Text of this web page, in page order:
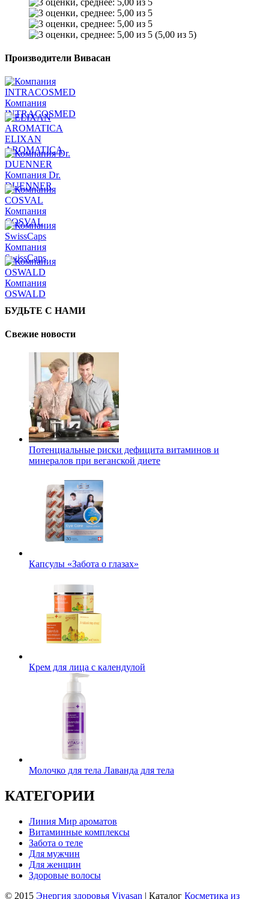
(5,00 из 5)
Производители Вивасан
Компания
INTRACOSMED
ELIXAN
AROMATICA
Компания Dr.
DUENNER
Компания
COSVAL
Компания
SwissCaps
Компания
OSWALD
БУДЬТЕ С НАМИ
Свежие новости
Потенциальные риски дефицита витаминов и
минералов при веганской диете
Капсулы «Забота о глазах»
Крем для лица с календулой
Молочко для тела Лаванда для тела
КАТЕГОРИИ
Линия Мир ароматов
Витаминные комплексы
Забота о теле
Для мужчин
Для женщин
Здоровые волосы
© 2015 Энергия здоровья Vivasan | Каталог Косметика из